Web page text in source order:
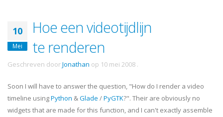
10
Mei
Hoe een videotijdlijn
te renderen
Geschreven doorJonathan op 10 mei 2008 .
Soon I will have to answer the question, "How do I render a video
timeline usingPython &Glade /PyGTK?". Their are obviously no
widgets that are made for this function, and I can't exactly assemble